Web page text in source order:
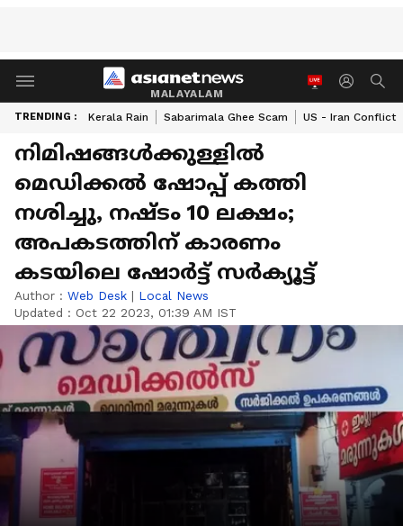
MALAYALAM
TRENDING : Kerala Rain Sabarimala Ghee Scam US - Iran Conflict
നിമിഷങ്ങൾക്കുള്ളിൽ
മെഡിക്കൽ ഷോപ്പ് കത്തി
നശിച്ചു, നഷ്ടം 10 ലക്ഷം;
അപകടത്തിന് കാരണം
കടയിലെ ഷോർട്ട് സർക്യൂട്ട്
Author : Web Desk | Local News
Updated : Oct 22 2023, 01:39 AM IST